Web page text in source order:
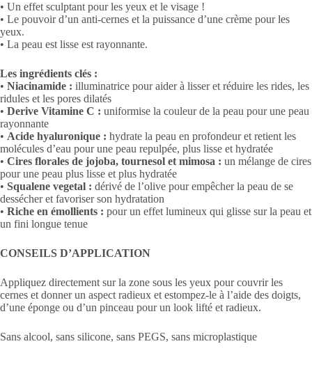
• Un effet sculptant pour les yeux et le visage !
• Le pouvoir d’un anti-cernes et la puissance d’une crème pour les
yeux.
• La peau est lisse est rayonnante.
Les ingrédients clés :
• Niacinamide : illuminatrice pour aider à lisser et réduire les rides, les
ridules et les pores dilatés
• Derive Vitamine C : uniformise la couleur de la peau pour une peau
rayonnante
• Acide hyaluronique : hydrate la peau en profondeur et retient les
molécules d’eau pour une peau repulpée, plus lisse et hydratée
• Cires florales de jojoba, tournesol et mimosa : un mélange de cires
pour une peau plus lisse et plus hydratée
• Squalene vegetal : dérivé de l’olive pour empêcher la peau de se
dessécher et favoriser son hydratation
• Riche en émollients : pour un effet lumineux qui glisse sur la peau et
un fini longue tenue
CONSEILS D’APPLICATION
Appliquez directement sur la zone sous les yeux pour couvrir les
cernes et donner un aspect radieux et estompez-le à l’aide des doigts,
d’une éponge ou d’un pinceau pour un look lifté et radieux.
Sans alcool, sans silicone, sans PEGS, sans microplastique